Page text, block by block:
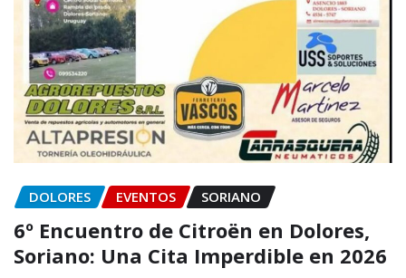
DOLORES EVENTOS SORIANO
6º Encuentro de Citroën en Dolores,
Soriano: Una Cita Imperdible en 2026